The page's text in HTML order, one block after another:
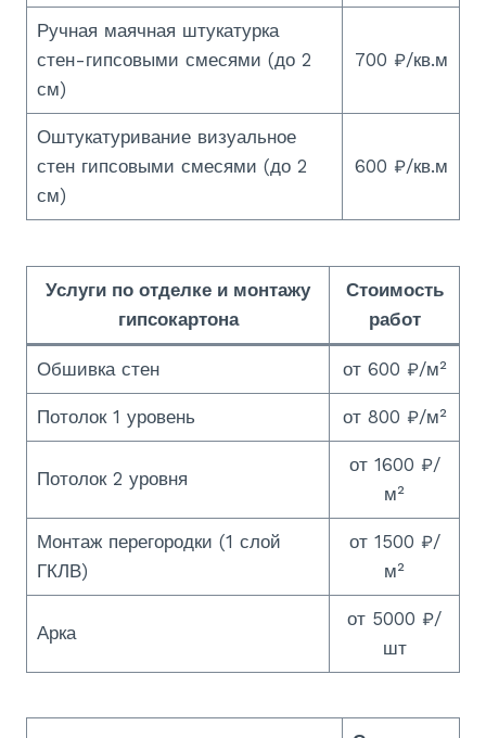
Ручная маячная штукатурка
стен-гипсовыми смесями (до 2
см)
700 ₽/кв.м
Оштукатуривание визуальное
стен гипсовыми смесями (до 2
см)
600 ₽/кв.м
Услуги по отделке и монтажу
гипсокартона
Стоимость
работ
Обшивка стен от 600 ₽/м²
Потолок 1 уровень от 800 ₽/м²
Потолок 2 уровня
от 1600 ₽/
м²
Монтаж перегородки (1 слой
ГКЛВ)
от 1500 ₽/
м²
Арка
от 5000 ₽/
шт